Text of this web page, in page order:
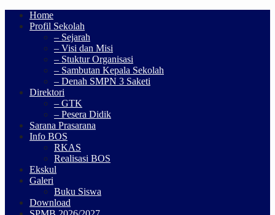
Home
Profil Sekolah
– Sejarah
– Visi dan Misi
– Stuktur Organisasi
– Sambutan Kepala Sekolah
– Denah SMPN 3 Saketi
Direktori
– GTK
– Pesera Didik
Sarana Prasarana
Info BOS
RKAS
Realisasi BOS
Ekskul
Galeri
Buku Siswa
Download